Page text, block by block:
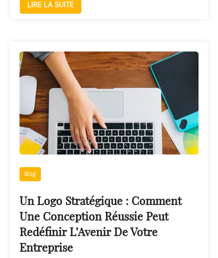
LIRE LA SUITE
Blog
Un Logo Stratégique : Comment
Une Conception Réussie Peut
Redéfinir L’Avenir De Votre
Entreprise